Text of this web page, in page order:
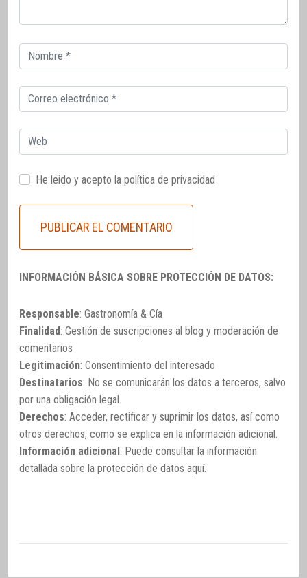
Correo
electrónico
Correo
electrónico
Web
He leido y acepto la política de privacidad
INFORMACIÓN BÁSICA SOBRE PROTECCIÓN DE DATOS:
Responsable: Gastronomía & Cía
Finalidad: Gestión de suscripciones al blog y moderación de
comentarios
Legitimación: Consentimiento del interesado
Destinatarios: No se comunicarán los datos a terceros, salvo
por una obligación legal.
Derechos: Acceder, rectificar y suprimir los datos, así como
otros derechos, como se explica en la información adicional.
Información adicional: Puede consultar la información
detallada sobre la protección de datos aquí.